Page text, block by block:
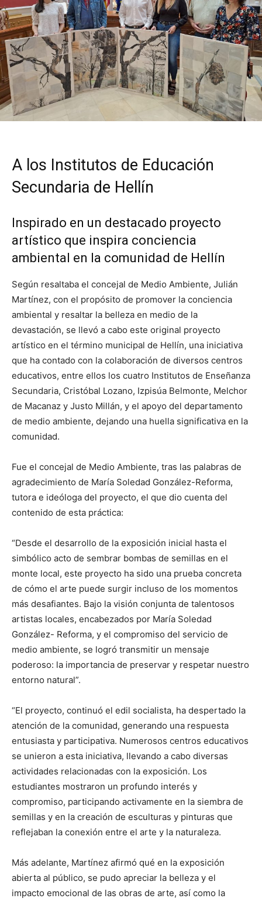
A los Institutos de Educación
Secundaria de Hellín
Inspirado en un destacado proyecto
artístico que inspira conciencia
ambiental en la comunidad de Hellín
Según resaltaba el concejal de Medio Ambiente, Julián
Martínez, con el propósito de promover la conciencia
ambiental y resaltar la belleza en medio de la
devastación, se llevó a cabo este original proyecto
artístico en el término municipal de Hellín, una iniciativa
que ha contado con la colaboración de diversos centros
educativos, entre ellos los cuatro Institutos de Enseñanza
Secundaria, Cristóbal Lozano, Izpisúa Belmonte, Melchor
de Macanaz y Justo Millán, y el apoyo del departamento
de medio ambiente, dejando una huella significativa en la
comunidad.
Fue el concejal de Medio Ambiente, tras las palabras de
agradecimiento de María Soledad González-Reforma,
tutora e ideóloga del proyecto, el que dio cuenta del
contenido de esta práctica:
“Desde el desarrollo de la exposición inicial hasta el
simbólico acto de sembrar bombas de semillas en el
monte local, este proyecto ha sido una prueba concreta
de cómo el arte puede surgir incluso de los momentos
más desafiantes. Bajo la visión conjunta de talentosos
artistas locales, encabezados por María Soledad
González- Reforma, y el compromiso del servicio de
medio ambiente, se logró transmitir un mensaje
poderoso: la importancia de preservar y respetar nuestro
entorno natural”.
“El proyecto, continuó el edil socialista, ha despertado la
atención de la comunidad, generando una respuesta
entusiasta y participativa. Numerosos centros educativos
se unieron a esta iniciativa, llevando a cabo diversas
actividades relacionadas con la exposición. Los
estudiantes mostraron un profundo interés y
compromiso, participando activamente en la siembra de
semillas y en la creación de esculturas y pinturas que
reflejaban la conexión entre el arte y la naturaleza.
Más adelante, Martínez afirmó qué en la exposición
abierta al público, se pudo apreciar la belleza y el
impacto emocional de las obras de arte, así como la